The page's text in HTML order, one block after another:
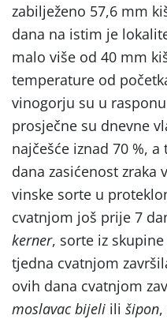
zabilježeno 57,6 mm
dana na istim je
malo više od 40 mm
temperature od
vinogorju su u rasponu
prosječne su dnevne
najčešće iznad 70 %,
dana zasićenost zraka
vinske sorte u
cvatnjom još prije 7
kerner, sorte iz skupine
tjedna cvatnjom
ovih dana cvatnjom
moslavac bijeli ili šipon,